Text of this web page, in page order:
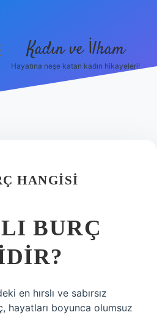
Kadın ve İlham
Hayatına neşe katan kadın hikayeleri!
HANGISI
BURÇ
en hırslı ve sabırsız
hayatları boyunca olumsuz